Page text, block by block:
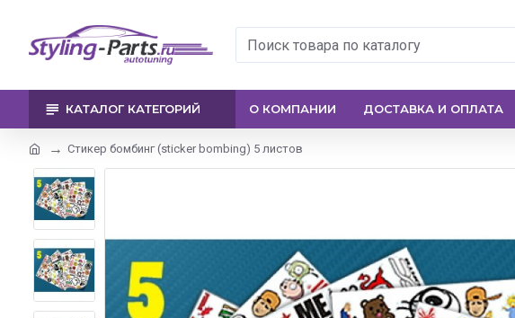
КАТАЛОГ КАТЕГОРИЙ О КОМПАНИИ ДОСТАВКА И ОПЛАТА
Стикер бомбинг (sticker bombing) 5 листов